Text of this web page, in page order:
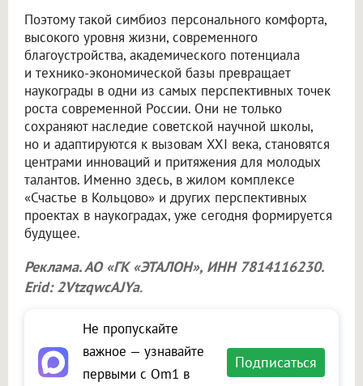
Поэтому такой симбиоз персонального комфорта,
высокого уровня жизни, современного
благоустройства, академического потенциала
и технико-экономической базы превращает
наукограды в одни из самых перспективных точек
роста современной России. Они не только
сохраняют наследие советской научной школы,
но и адаптируются к вызовам XXI века, становятся
центрами инноваций и притяжения для молодых
талантов. Именно здесь, в жилом комплексе
«Счастье в Кольцово» и других перспективных
проектах в наукоградах, уже сегодня формируется
будущее.
Реклама. АО «ГК «ЭТАЛОН», ИНН 7814116230.
Erid: 2VtzqwcAJYa.
Не пропускайте
важное — узнавайте
первыми с Om1 в
Подписаться